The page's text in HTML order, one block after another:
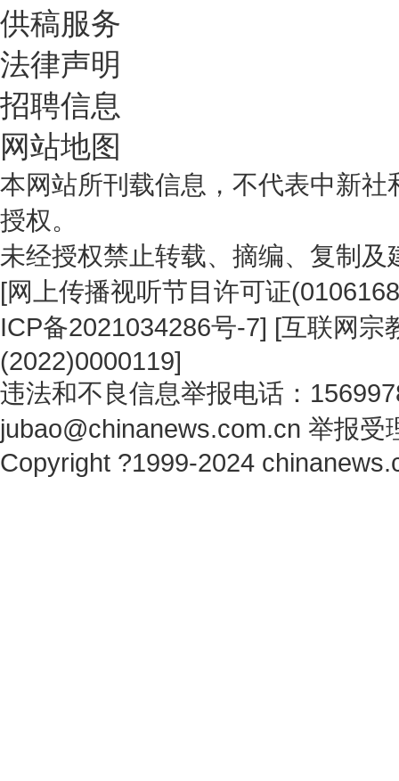
供稿服务
法律声明
招聘信息
网站地图
本网站所刊载信息，不代表中新
授权。
未经授权禁止转载、摘编、复制
[网上传播视听节目许可证
ICP备2021034286号-7] [互联网宗
(2022)0000119]
违法和不良信息举报电话：
jubao@chinanews.com.cn 举报受
Copyright ?1999-2024